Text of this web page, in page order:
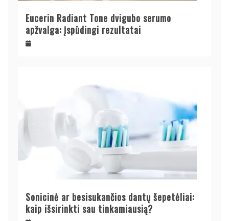
Eucerin Radiant Tone dvigubo serumo
apžvalga: įspūdingi rezultatai
Sonicinė ar besisukančios dantų šepetėliai:
kaip išsirinkti sau tinkamiausią?